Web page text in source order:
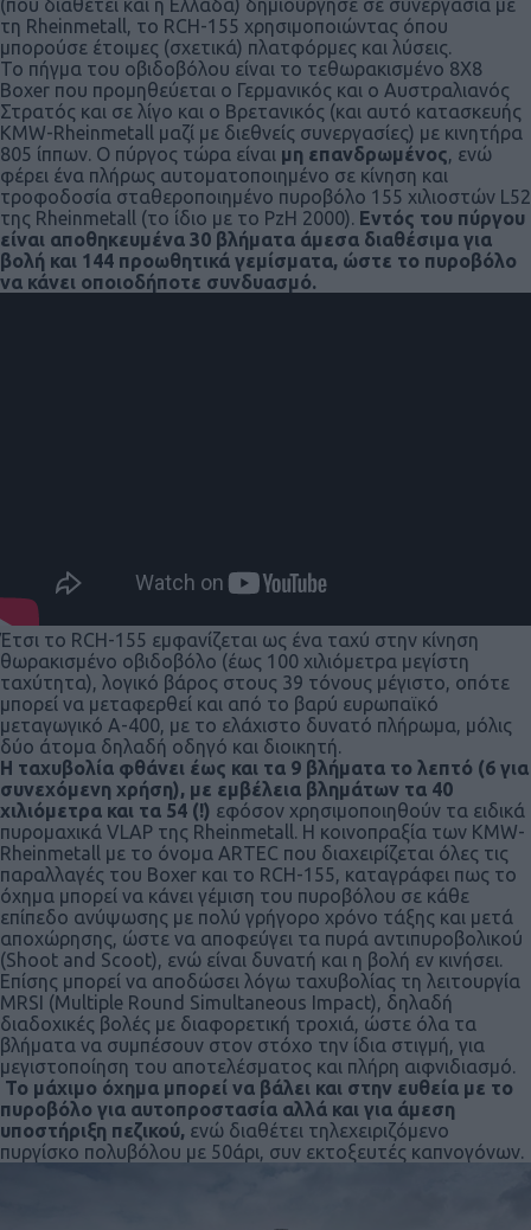
(που διαθέτει και η Ελλάδα) δημιούργησε σε συνεργασία με
τη Rheinmetall, το RCH-155 χρησιμοποιώντας όπου
μπορούσε έτοιμες (σχετικά) πλατφόρμες και λύσεις.
To πήγμα του οβιδοβόλου είναι το τεθωρακισμένο 8Χ8
Boxer που προμηθεύεται ο Γερμανικός και ο Αυστραλιανός
Στρατός και σε λίγο και ο Βρετανικός (και αυτό κατασκευής
KMW-Rheinmetall μαζί με διεθνείς συνεργασίες) με κινητήρα
805 ίππων. Ο πύργος τώρα είναι μη επανδρωμένος, ενώ
φέρει ένα πλήρως αυτοματοποιημένο σε κίνηση και
τροφοδοσία σταθεροποιημένο πυροβόλο 155 χιλιοστών L52
της Rheinmetall (το ίδιο με το PzH 2000). Εντός του πύργου
είναι αποθηκευμένα 30 βλήματα άμεσα διαθέσιμα για
βολή και 144 προωθητικά γεμίσματα, ώστε το πυροβόλο
να κάνει οποιοδήποτε συνδυασμό.
Έτσι το RCH-155 εμφανίζεται ως ένα ταχύ στην κίνηση
θωρακισμένο οβιδοβόλο (έως 100 χιλιόμετρα μεγίστη
ταχύτητα), λογικό βάρος στους 39 τόνους μέγιστο, οπότε
μπορεί να μεταφερθεί και από το βαρύ ευρωπαϊκό
μεταγωγικό Α-400, με το ελάχιστο δυνατό πλήρωμα, μόλις
δύο άτομα δηλαδή οδηγό και διοικητή.
Η ταχυβολία φθάνει έως και τα 9 βλήματα το λεπτό (6 για
συνεχόμενη χρήση), με εμβέλεια βλημάτων τα 40
χιλιόμετρα και τα 54 (!) εφόσον χρησιμοποιηθούν τα ειδικά
πυρομαχικά VLAP της Rheinmetall. Η κοινοπραξία των KMW-
Rheinmetall με το όνομα ARTEC που διαχειρίζεται όλες τις
παραλλαγές του Boxer και το RCH-155, καταγράφει πως το
όχημα μπορεί να κάνει γέμιση του πυροβόλου σε κάθε
επίπεδο ανύψωσης με πολύ γρήγορο χρόνο τάξης και μετά
αποχώρησης, ώστε να αποφεύγει τα πυρά αντιπυροβολικού
(Shoot and Scoot), ενώ είναι δυνατή και η βολή εν κινήσει.
Επίσης μπορεί να αποδώσει λόγω ταχυβολίας τη λειτουργία
MRSI (Multiple Round Simultaneous Impact), δηλαδή
διαδοχικές βολές με διαφορετική τροχιά, ώστε όλα τα
βλήματα να συμπέσουν στον στόχο την ίδια στιγμή, για
μεγιστοποίηση του αποτελέσματος και πλήρη αιφνιδιασμό.
Το μάχιμο όχημα μπορεί να βάλει και στην ευθεία με το
πυροβόλο για αυτοπροστασία αλλά και για άμεση
υποστήριξη πεζικού, ενώ διαθέτει τηλεχειριζόμενο
πυργίσκο πολυβόλου με 50άρι, συν εκτοξευτές καπνογόνων.